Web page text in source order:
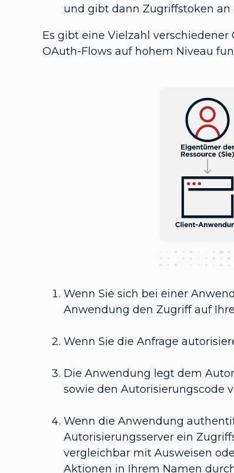
und gibt dann Zugriffstoken an
Es gibt eine Vielzahl
OAuth-Flows auf hohem Niveau
Wenn Sie sich bei einer
Anwendung den Zugriff auf
Wenn Sie die Anfrage
Die Anwendung legt dem
sowie den Autorisierungscode
Wenn die Anwendung
Autorisierungsserver ein
vergleichbar mit Ausweisen
Aktionen in Ihrem Namen